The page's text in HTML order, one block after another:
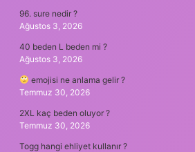
96. sure nedir ?
Ağustos 3, 2026
40 beden L beden mi ?
Ağustos 3, 2026
emojisi ne anlama gelir ?
Temmuz 30, 2026
2XL kaç beden oluyor ?
Temmuz 30, 2026
Togg hangi ehliyet kullanır ?